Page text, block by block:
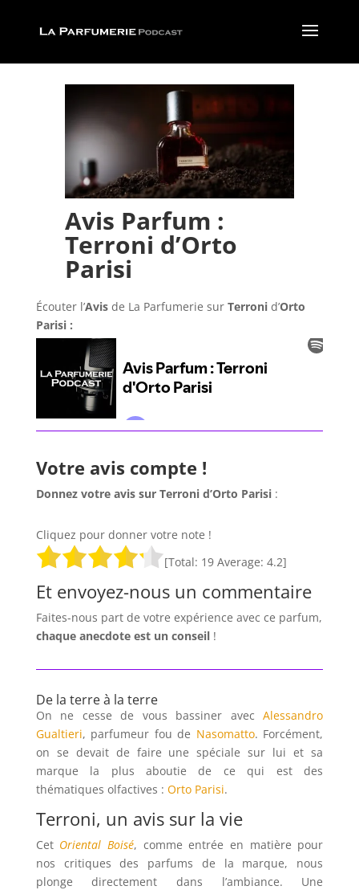
Avis Parfum :
Terroni d’Orto
Parisi
Écouter l’Avis de La Parfumerie sur Terroni d’Orto
Parisi :
Votre avis compte !
Donnez votre avis sur Terroni d’Orto Parisi:
Cliquez pour donner votre note !
[Total: 19Average: 4.2]
Et envoyez-nous un commentaire
Faites-nous part de votre expérience avec ce parfum,
chaque anecdote est un conseil!
De la terre à la terre
On ne cesse de vous bassiner avecAlessandro
Gualtieri, parfumeur fou de Nasomatto. Forcément,
on se devait de faire une spéciale sur lui et sa
marque la plus aboutie de ce qui est des
thématiques olfactives : Orto Parisi.
Terroni, un avis sur la vie
Cet Oriental Boisé, comme entrée en matière pour
nos critiques des parfums de la marque, nous
plonge directement dans l’ambiance. Une